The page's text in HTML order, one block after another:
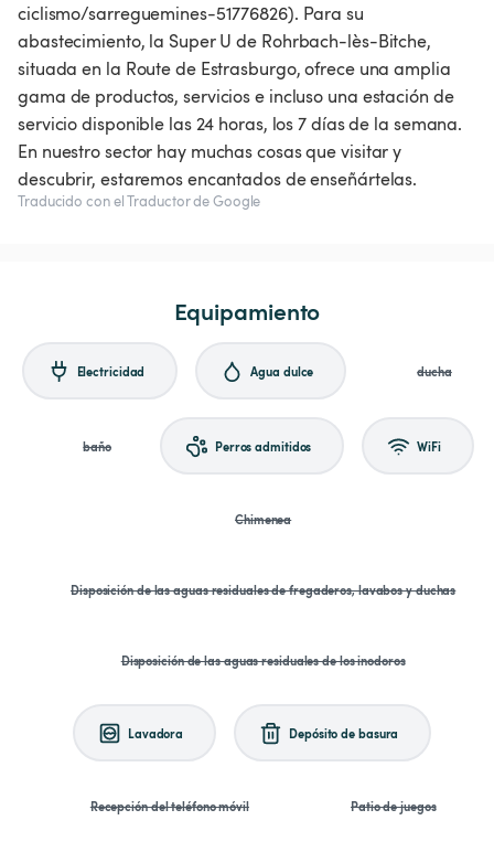
ciclismo/sarreguemines-51776826). Para su
abastecimiento, la Super U de Rohrbach-lès-Bitche,
situada en la Route de Estrasburgo, ofrece una amplia
gama de productos, servicios e incluso una estación de
servicio disponible las 24 horas, los 7 días de la semana.
En nuestro sector hay muchas cosas que visitar y
descubrir, estaremos encantados de enseñártelas.
Traducido con el Traductor de Google
Equipamiento
Electricidad Agua dulce ducha
baño Perros admitidos WiFi
Chimenea
Disposición de las aguas residuales de fregaderos, lavabos y duchas
Disposición de las aguas residuales de los inodoros
Lavadora Depósito de basura
Recepción del teléfono móvil Patio de juegos